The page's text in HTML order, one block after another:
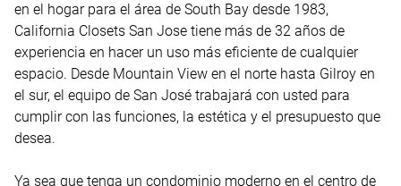
en el hogar para el área de South Bay desde 1983,
California Closets San Jose tiene más de 32 años de
experiencia en hacer un uso más eficiente de cualquier
espacio. Desde Mountain View en el norte hasta Gilroy en
el sur, el equipo de San José trabajará con usted para
cumplir con las funciones, la estética y el presupuesto que
desea.
Ya sea que tenga un condominio moderno en el centro de